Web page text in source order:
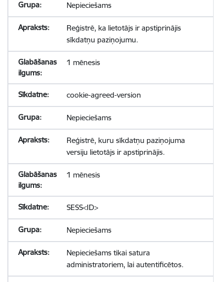
Nepieciešams
Reģistrē, ka lietotājs ir apstiprinājis
sīkdatņu paziņojumu.
1 mēnesis
cookie-agreed-version
Nepieciešams
Reģistrē, kuru sīkdatņu paziņojuma
versiju lietotājs ir apstiprinājis.
1 mēnesis
SESS<ID>
Nepieciešams
Nepieciešams tikai satura
administratoriem, lai autentificētos.